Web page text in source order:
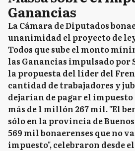
Ganancias
La Cámara de Diputados
unanimidad el proyecto de
Todos que sube el monto
las Ganancias impulsado por
la propuesta del líder del
cantidad de trabajadores y
dejarían de pagar el
más de 1 millón 267 mil. "El
sólo en la provincia de
569 mil bonaerenses que no
impuesto", celebraron desde